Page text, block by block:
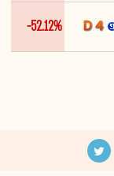
-52.12%